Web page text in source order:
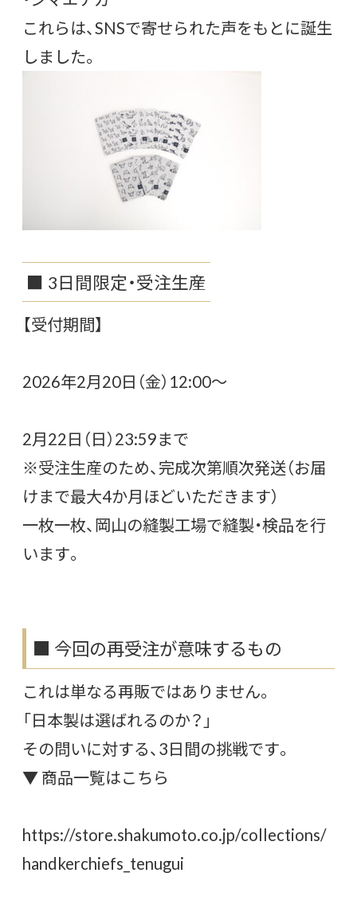
これらは、SNSで寄せられた声をもとに誕生
しました。
■ 3日間限定・受注生産
【受付期間】
2026年2月20日（金）12:00〜
2月22日（日）23:59まで
※受注生産のため、完成次第順次発送（お届
けまで最大4か月ほどいただきます）
一枚一枚、岡山の縫製工場で縫製・検品を行
います。
■ 今回の再受注が意味するもの
これは単なる再販ではありません。
「日本製は選ばれるのか？」
その問いに対する、3日間の挑戦です。
▼ 商品一覧はこちら
https://store.shakumoto.co.jp/collections/
handkerchiefs_tenugui